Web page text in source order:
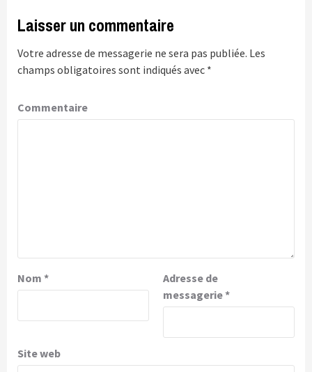
Laisser un commentaire
Votre adresse de messagerie ne sera pas publiée. Les
champs obligatoires sont indiqués avec *
Commentaire
Nom *
Adresse de
messagerie*
Site web